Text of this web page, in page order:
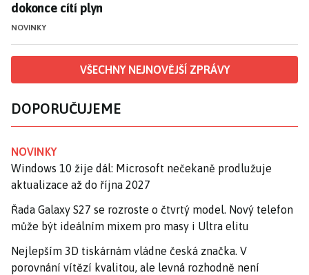
dokonce cítí plyn
NOVINKY
VŠECHNY NEJNOVĚJŠÍ ZPRÁVY
DOPORUČUJEME
NOVINKY
Windows 10 žije dál: Microsoft nečekaně prodlužuje
aktualizace až do října 2027
Řada Galaxy S27 se rozroste o čtvrtý model. Nový telefon
může být ideálním mixem pro masy i Ultra elitu
Nejlepším 3D tiskárnám vládne česká značka. V
porovnání vítězí kvalitou, ale levná rozhodně není